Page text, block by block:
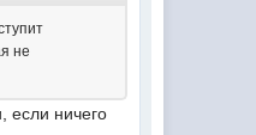
не
если ничего